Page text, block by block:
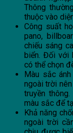
Thông
thuộc vào
Công suất
pano,
chiếu sáng
biển. Đối với
có thể chọn
Màu sắc
ngoài trời
truyền
màu sắc để
Khả năng
ngoài trời